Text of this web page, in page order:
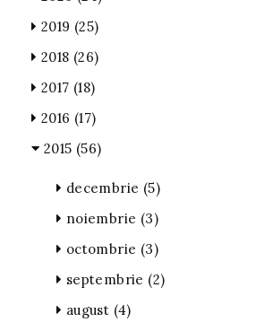
2019 (25)
2018 (26)
2017 (18)
2016 (17)
2015 (56)
decembrie (5)
noiembrie (3)
octombrie (3)
septembrie (2)
august (4)